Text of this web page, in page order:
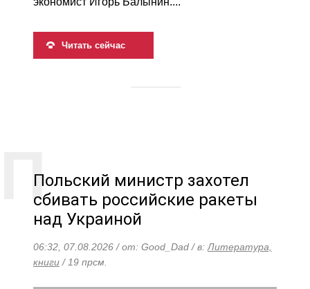
Читать сейчас
Польский министр захотел
сбивать российские ракеты
над Украиной
06:32, 07.08.2026 / от: Good_Dad / в:Литература,
книги / 19 прсм.